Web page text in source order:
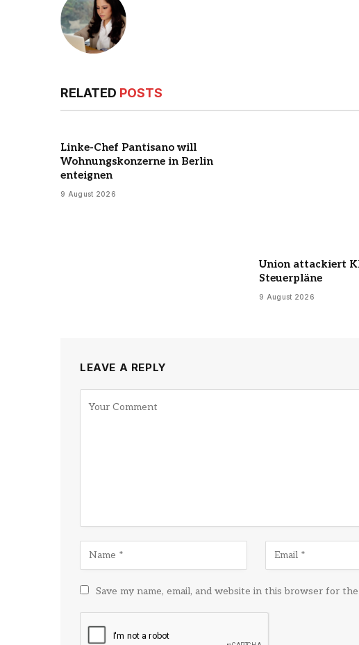
RELATED POSTS
Linke-Chef Pantisano will
Wohnungskonzerne in Berlin
enteignen
9 August 2026
Union attackiert
Steuerpläne
9 August 2026
LEAVE A REPLY
Save my name, email, and website in this browser for